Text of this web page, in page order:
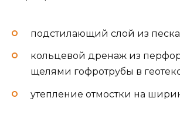
подстилающий слой из
кольцевой дренаж из
щелями гофротрубы в
утепление отмостки на